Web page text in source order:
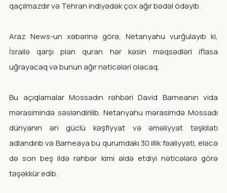
qaçılmazdır və Tehran indiyədək çox ağır bədəl ödəyib.
Araz News-un xəbərinə görə, Netanyahu vurğulayıb ki,
İsrailə qarşı plan quran hər kəsin məqsədləri iflasa
uğrayacaq və bunun ağır nəticələri olacaq.
Bu açıqlamalar Mossadın rəhbəri David Barneanın vida
mərasimində səsləndirilib. Netanyahu mərasimdə Mossadı
dünyanın ən güclü kəşfiyyat və əməliyyat təşkilatı
adlandırıb və Barneaya bu qurumdakı 30 illik fəaliyyəti, eləcə
də son beş ildə rəhbər kimi əldə etdiyi nəticələrə görə
təşəkkür edib.